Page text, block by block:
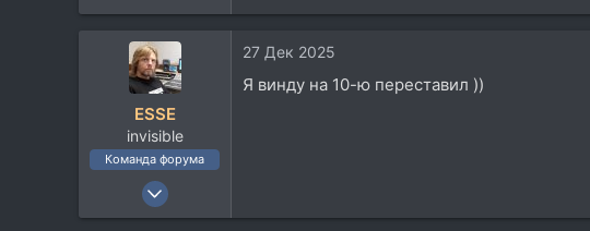
14.126
Москва
ESSE
invisible
Команда форума
23 Сен 2006
9.093
27 Дек 2025
Я винду на 10-ю переставил ))